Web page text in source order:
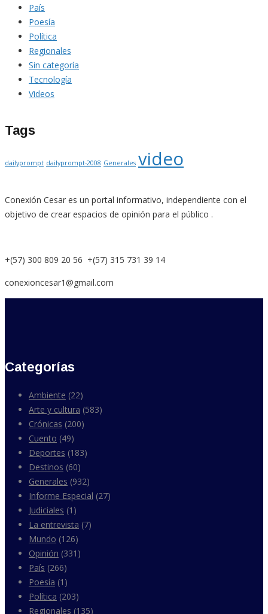
País
Poesía
Política
Regionales
Sin categoría
Tecnología
Videos
Tags
dailyprompt dailyprompt-2008 Generales video
Conexión Cesar es un portal informativo, independiente con el
objetivo de crear espacios de opinión para el público .
+(57) 300 809 20 56 +(57) 315 731 39 14
conexioncesar1@gmail.com
Categorías
Ambiente (22)
Arte y cultura (583)
Crónicas (200)
Cuento (49)
Deportes (183)
Destinos (60)
Generales (932)
Informe Especial (27)
Judiciales (1)
La entrevista (7)
Mundo (126)
Opinión (331)
País (266)
Poesía (1)
Política (203)
Regionales (135)